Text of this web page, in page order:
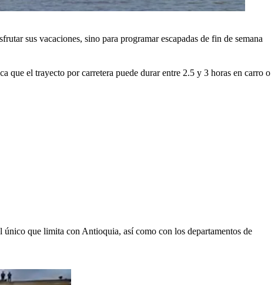
sus vacaciones, sino para programar escapadas de fin de semana
que el trayecto por carretera puede durar entre 2.5 y 3 horas en carro o
que limita con Antioquia, así como con los departamentos de